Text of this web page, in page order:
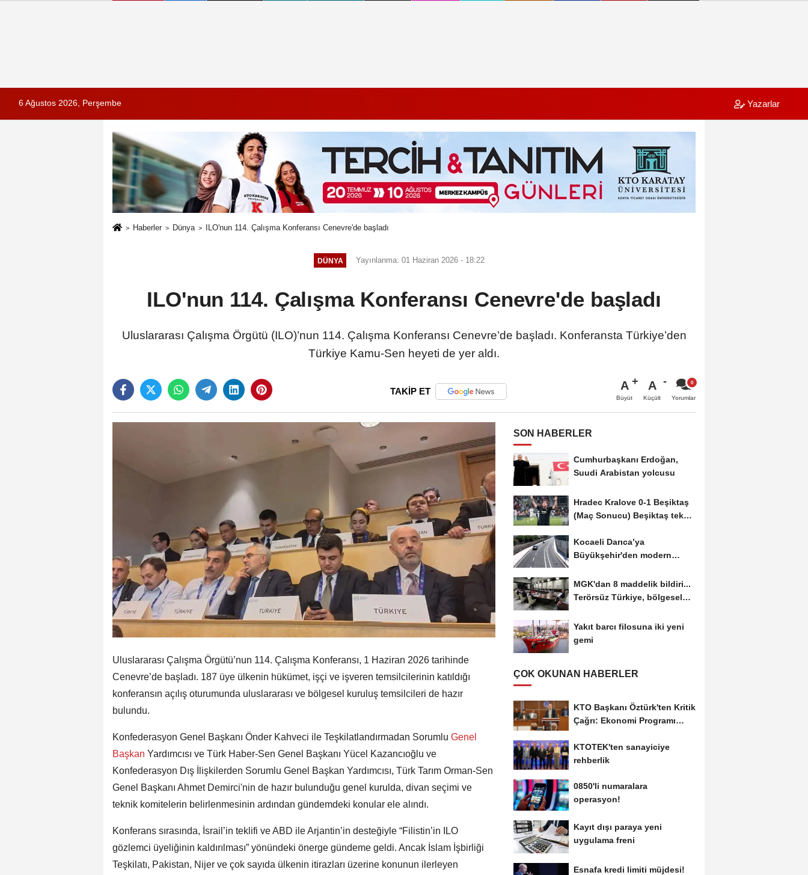
6 Ağustos 2026, Perşembe Yazarlar
Haberler Dünya ILO'nun 114. Çalışma Konferansı Cenevre'de başladı
DÜNYA Yayınlanma: 01 Haziran 2026 - 18:22
ILO'nun 114. Çalışma Konferansı Cenevre'de başladı
Uluslararası Çalışma Örgütü (ILO)’nun 114. Çalışma Konferansı Cenevre’de başladı. Konferansta Türkiye’den
Türkiye Kamu-Sen heyeti de yer aldı.
TAKİP ET A
Büyüt
A
Küçült Yorumlar
Uluslararası Çalışma Örgütü’nun 114. Çalışma Konferansı, 1 Haziran 2026 tarihinde
Cenevre’de başladı. 187 üye ülkenin hükümet, işçi ve işveren temsilcilerinin katıldığı
konferansın açılış oturumunda uluslararası ve bölgesel kuruluş temsilcileri de hazır
bulundu.
Konfederasyon Genel Başkanı Önder Kahveci ile Teşkilatlandırmadan Sorumlu Genel
Başkan Yardımcısı ve Türk Haber-Sen Genel Başkanı Yücel Kazancıoğlu ve
Konfederasyon Dış İlişkilerden Sorumlu Genel Başkan Yardımcısı, Türk Tarım Orman-Sen
Genel Başkanı Ahmet Demirci'nin de hazır bulunduğu genel kurulda, divan seçimi ve
teknik komitelerin belirlenmesinin ardından gündemdeki konular ele alındı.
Konferans sırasında, İsrail’in teklifi ve ABD ile Arjantin’in desteğiyle “Filistin’in ILO
gözlemci üyeliğinin kaldırılması” yönündeki önerge gündeme geldi. Ancak İslam İşbirliği
Teşkilatı, Pakistan, Nijer ve çok sayıda ülkenin itirazları üzerine konunun ilerleyen
SON HABERLER
Cumhurbaşkanı Erdoğan,
Suudi Arabistan yolcusu
Hradec Kralove 0-1 Beşiktaş
(Maç Sonucu) Beşiktaş tek
Kocaeli Darıca’ya
Büyükşehir'den modern
MGK'dan 8 maddelik bildiri...
Terörsüz Türkiye, bölgesel
Yakıt barcı filosuna iki yeni
gemi
ÇOK OKUNAN HABERLER
KTO Başkanı Öztürk'ten Kritik
Çağrı: Ekonomi Programı
KTOTEK'ten sanayiciye
rehberlik
0850'li numaralara
operasyon!
Kayıt dışı paraya yeni
uygulama freni
Esnafa kredi limiti müjdesi!